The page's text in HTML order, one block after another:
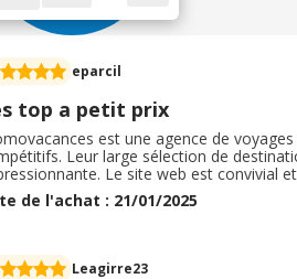
eparcil
top a petit prix
est une agence de
Leur large sélection de
Le site web est convivial
réactif et toujours prêt à
un vrai plaisir. Je recommande
de l'achat : 21/01/2025
Leagirre23